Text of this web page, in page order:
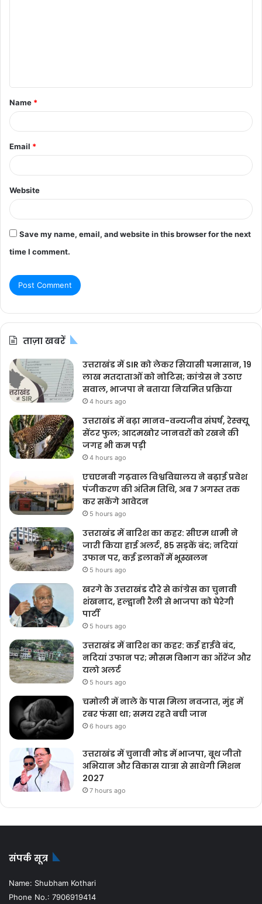
t
*
Name *
Email *
Website
Save my name, email, and website in this browser for the next
time I comment.
ताज़ा खबरें
उत्तराखंड में SIR को लेकर सियासी घमासान, 19
लाख मतदाताओं को नोटिस; कांग्रेस ने उठाए
सवाल, भाजपा ने बताया नियमित प्रक्रिया
4 hours ago
उत्तराखंड में बढ़ा मानव-वन्यजीव संघर्ष, रेस्क्यू
सेंटर फुल; आदमखोर जानवरों को रखने की
जगह भी कम पड़ी
4 hours ago
एचएनबी गढ़वाल विश्वविद्यालय ने बढ़ाई प्रवेश
पंजीकरण की अंतिम तिथि, अब 7 अगस्त तक
कर सकेंगे आवेदन
5 hours ago
उत्तराखंड में बारिश का कहर: सीएम धामी ने
जारी किया हाई अलर्ट, 85 सड़कें बंद; नदियां
उफान पर, कई इलाकों में भूस्खलन
5 hours ago
खरगे के उत्तराखंड दौरे से कांग्रेस का चुनावी
शंखनाद, हल्द्वानी रैली से भाजपा को घेरेगी
पार्टी
5 hours ago
उत्तराखंड में बारिश का कहर: कई हाईवे बंद,
नदियां उफान पर; मौसम विभाग का ऑरेंज और
यलो अलर्ट
5 hours ago
चमोली में नाले के पास मिला नवजात, मुंह में
रबर फंसा था; समय रहते बची जान
6 hours ago
उत्तराखंड में चुनावी मोड में भाजपा, बूथ जीतो
अभियान और विकास यात्रा से साधेगी मिशन
2027
7 hours ago
संपर्क सूत्र
Name: Shubham Kothari
Phone No.: 7906919414